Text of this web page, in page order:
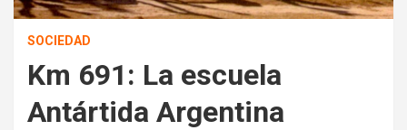
SOCIEDAD
Km 691: La escuela
Antártida Argentina